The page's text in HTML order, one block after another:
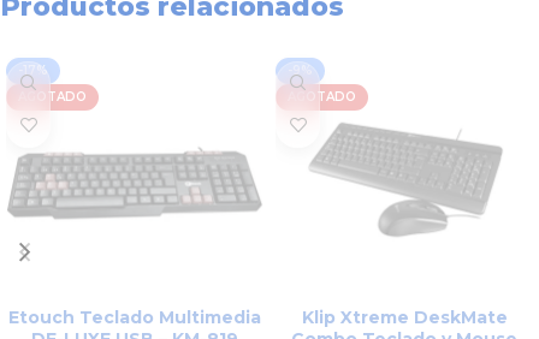
-17%
AGOTADO
Etouch Teclado Multimedia
-9%
AGOTADO
Klip Xtreme DeskMate